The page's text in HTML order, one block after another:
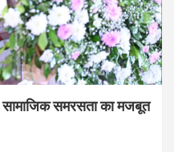
समरसता का मजबूत